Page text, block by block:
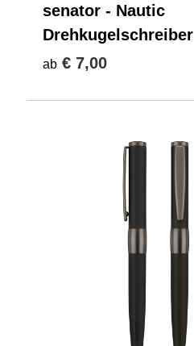
senator - Nautic
Drehkugelschreiber
ab € 7,00